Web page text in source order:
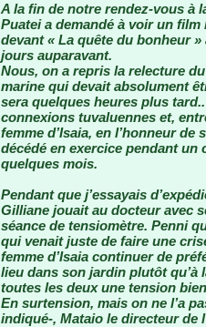
A la fin de notre rendez-vous à
Puatei a demandé à voir un film
devant « La quête du bonheur
jours auparavant.
Nous, on a repris la relecture
marine qui devait absolument
sera quelques heures plus
connexions tuvaluennes et,
femme d’Isaia, en l’honneur
décédé en exercice pendant un
quelques mois.
Pendant que j’essayais
Gilliane jouait au docteur avec
séance de tensiomètre. Penni
qui venait juste de faire une
femme d’Isaia continuer de
lieu dans son jardin plutôt
toutes les deux une tension
En surtension, mais on ne l’a
indiqué-, Mataio le directeur de